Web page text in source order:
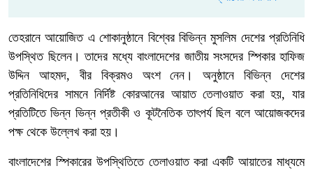
তেহরানে আয়োজিত এ শোকানুষ্ঠানে বিশ্বের বিভিন্ন মুসলিম দেশের প্রতিনিধি
উপস্থিত ছিলেন। তাদের মধ্যে বাংলাদেশের জাতীয় সংসদের স্পিকার হাফিজ
উদ্দিন আহমদ, বীর বিক্রমও অংশ নেন। অনুষ্ঠানে বিভিন্ন দেশের
প্রতিনিধিদের সামনে নির্দিষ্ট কোরআনের আয়াত তেলাওয়াত করা হয়, যার
প্রতিটিতে ভিন্ন ভিন্ন প্রতীকী ও কূটনৈতিক তাৎপর্য ছিল বলে আয়োজকদের
পক্ষ থেকে উল্লেখ করা হয়।
বাংলাদেশের স্পিকারের উপস্থিতিতে তেলাওয়াত করা একটি আয়াতের মাধ্যমে